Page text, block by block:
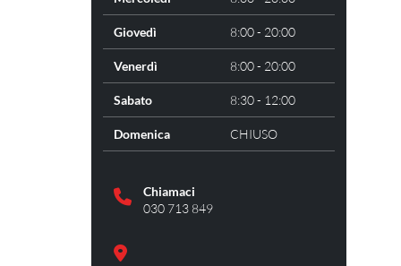
Giovedì 8:00 - 20:00
Venerdì 8:00 - 20:00
Sabato 8:30 - 12:00
Domenica CHIUSO
Chiamaci
030 713 849